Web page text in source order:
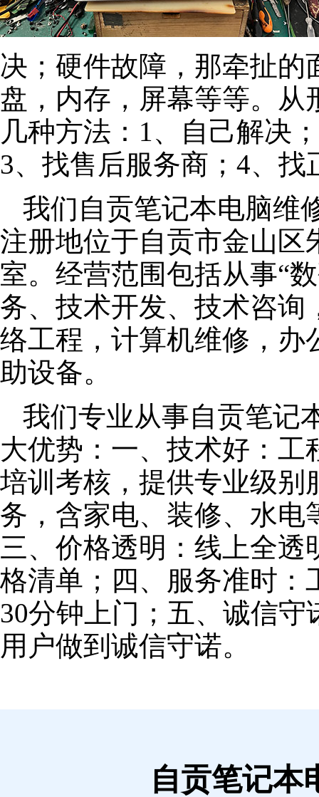
决；硬件故障，那牵扯的
盘，内存，屏幕等等。从
几种方法：1、自己解决
3、找售后服务商；4、找
我们自贡笔记本电脑维
注册地位于自贡市金山区
室。经营范围包括从事“
务、技术开发、技术咨询
络工程，计算机维修，办
助设备。
我们专业从事自贡笔记
大优势：一、技术好：
培训考核，提供专业级别
务，含家电、装修、水电
三、价格透明：线上全
格清单；四、服务准时：
30分钟上门；五、诚信
用户做到诚信守诺。
自贡笔记本